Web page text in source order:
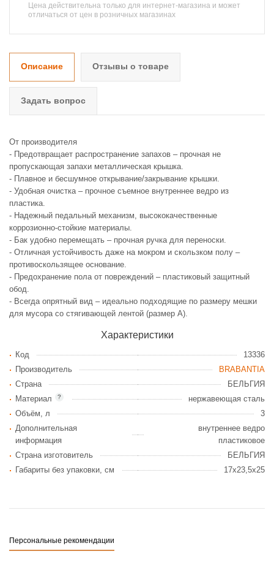
Цена действительна только для интернет-магазина и может
отличаться от цен в розничных магазинах
Описание Отзывы о товаре
Задать вопрос
От производителя
- Предотвращает распространение запахов – прочная не
пропускающая запахи металлическая крышка.
- Плавное и бесшумное открывание/закрывание крышки.
- Удобная очистка – прочное съемное внутреннее ведро из
пластика.
- Надежный педальный механизм, высококачественные
коррозионно-стойкие материалы.
- Бак удобно перемещать – прочная ручка для переноски.
- Отличная устойчивость даже на мокром и скользком полу –
противоскользящее основание.
- Предохранение пола от повреждений – пластиковый защитный
обод.
- Всегда опрятный вид – идеально подходящие по размеру мешки
для мусора со стягивающей лентой (размер A).
Характеристики
Код
13336
Производитель
BRABANTIA
Страна
БЕЛЬГИЯ
?
Материал
нержавеющая сталь
Объём, л
3
Дополнительная
информация
внутреннее ведро
пластиковое
Страна изготовитель
БЕЛЬГИЯ
Габариты без упаковки, см
17x23,5x25
Персональные рекомендации